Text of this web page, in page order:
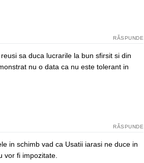
RĂSPUNDE
sa duca lucrarile la bun sfirsit si din
nu o data ca nu este tolerant in
RĂSPUNDE
in schimb vad ca Usatii iarasi ne duce in
vor fi impozitate.